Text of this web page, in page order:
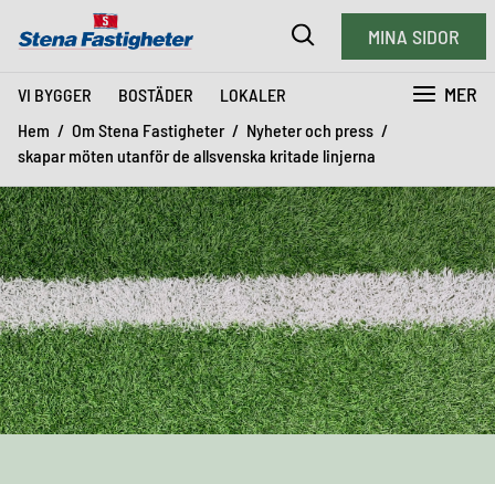
VI BYGGER BOSTÄDER LOKALER MER
MINA SIDOR
Hem Om Stena Fastigheter
Nyheter och press
skapar möten utanför de allsvenska kritade linjerna